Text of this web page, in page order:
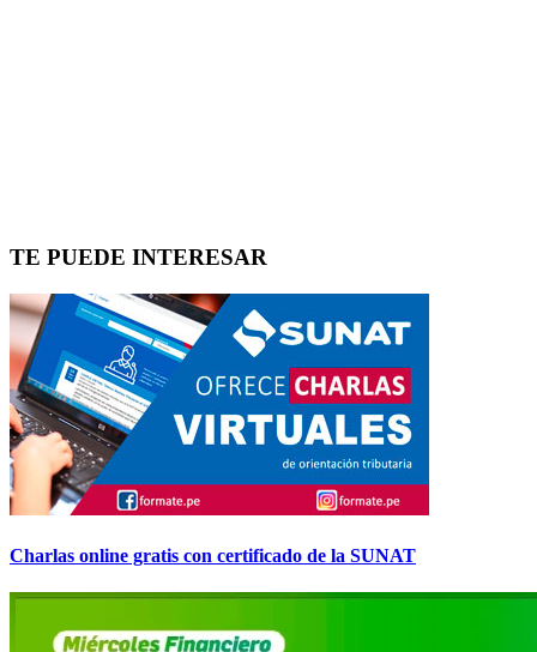
TE PUEDE INTERESAR
Charlas online gratis con certificado de la SUNAT